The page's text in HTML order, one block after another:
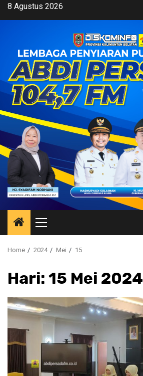
Skip8 Agustus 2026
Primary
Menu
Home 2024 Mei 15
Hari: 15 Mei 2024